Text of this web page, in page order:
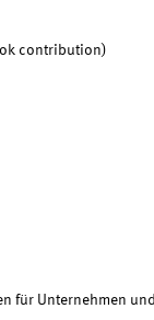
contribution)
für Unternehmen